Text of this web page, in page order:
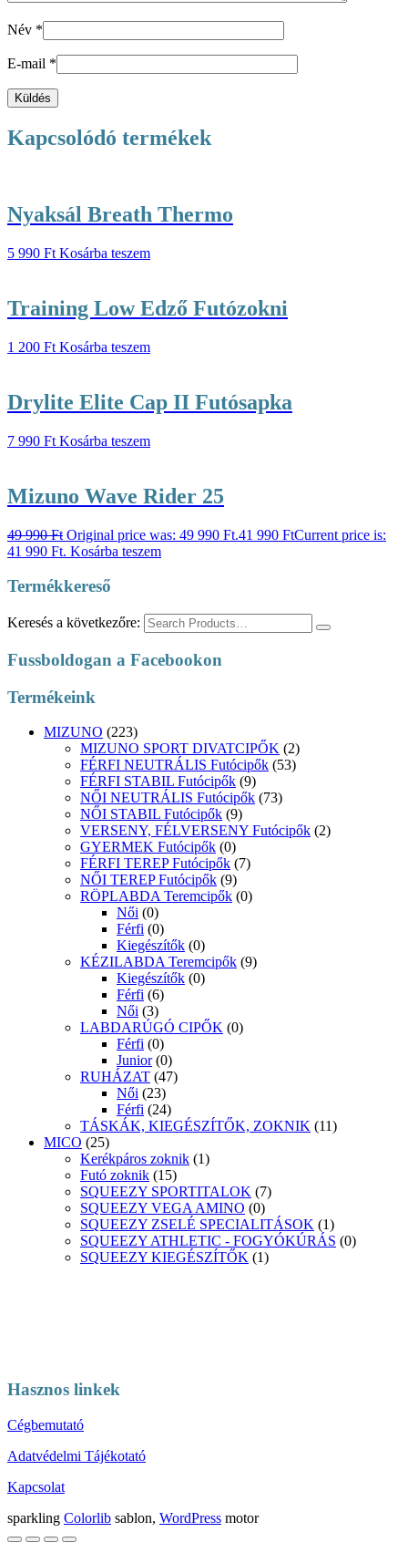
Név *
E-mail *
Kapcsolódó termékek
Nyaksál Breath Thermo
5 990 Ft Kosárba teszem
Training Low Edző Futózokni
1 200 Ft Kosárba teszem
Drylite Elite Cap II Futósapka
7 990 Ft Kosárba teszem
Mizuno Wave Rider 25
49 990Ft Original price was: 49 990 Ft.41 990 FtCurrent price is:
41 990 Ft. Kosárba teszem
Termékkereső
Keresés a következőre:
Fussboldogan a Facebookon
Termékeink
MIZUNO (223)
MIZUNO SPORT DIVATCIPŐK (2)
FÉRFI NEUTRÁLIS Futócipők (53)
FÉRFI STABIL Futócipők (9)
NŐI NEUTRÁLIS Futócipők (73)
NŐI STABIL Futócipők (9)
VERSENY, FÉLVERSENY Futócipők (2)
GYERMEK Futócipők (0)
FÉRFI TEREP Futócipők (7)
NŐI TEREP Futócipők (9)
RÖPLABDA Teremcipők (0)
Női (0)
Férfi (0)
Kiegészítők (0)
KÉZILABDA Teremcipők (9)
Kiegészítők (0)
Férfi (6)
Női (3)
LABDARÚGÓ CIPŐK (0)
Férfi (0)
Junior (0)
RUHÁZAT (47)
Női (23)
Férfi (24)
TÁSKÁK, KIEGÉSZÍTŐK, ZOKNIK (11)
MICO (25)
Kerékpáros zoknik (1)
Futó zoknik (15)
SQUEEZY SPORTITALOK (7)
SQUEEZY VEGA AMINO (0)
SQUEEZY ZSELÉ SPECIALITÁSOK (1)
SQUEEZY ATHLETIC - FOGYÓKÚRÁS (0)
SQUEEZY KIEGÉSZÍTŐK (1)
Hasznos linkek
Cégbemutató
Adatvédelmi Tájékotató
Kapcsolat
sparkling Colorlib sablon, WordPress motor